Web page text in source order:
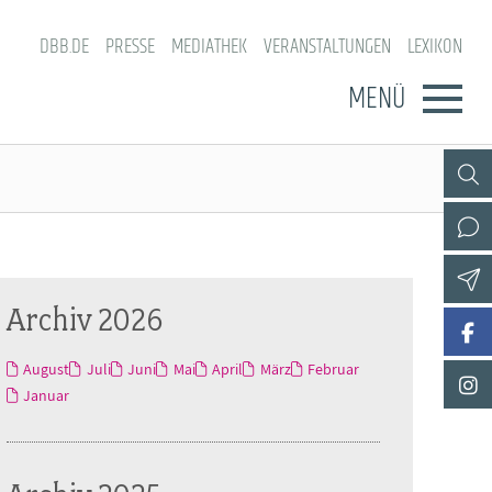
DBB.DE PRESSE MEDIATHEK VERANSTALTUNGEN LEXIKON
MENÜ
Archiv 2026
August Juli Juni Mai April März
Februar
Januar